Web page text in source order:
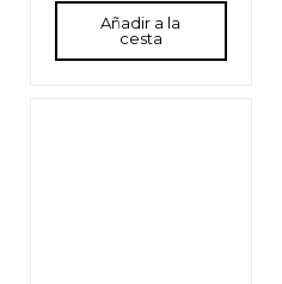
Añadir a la
cesta